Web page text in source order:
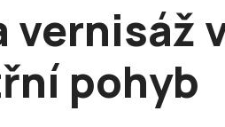
vernisáž
pohyb